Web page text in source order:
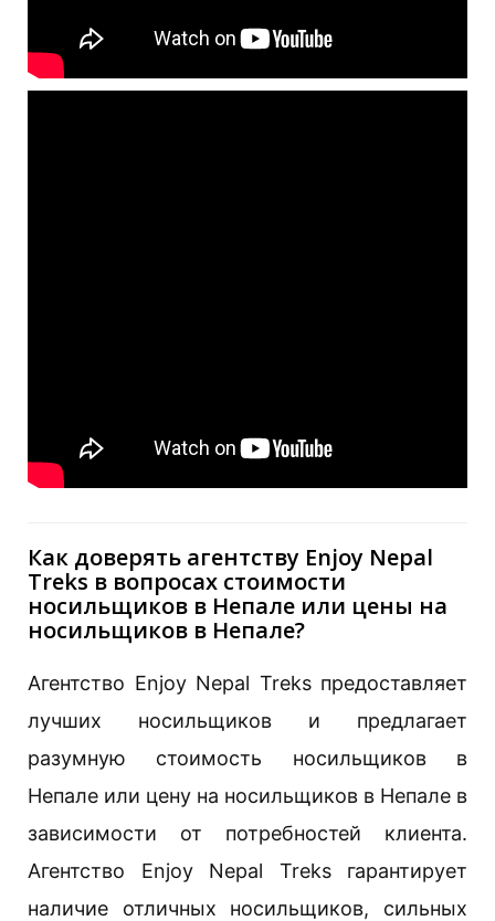
Как доверять агентству Enjoy Nepal
Treks в вопросах стоимости
носильщиков в Непале или цены на
носильщиков в Непале?
Агентство Enjoy Nepal Treks предоставляет
лучших носильщиков и предлагает
разумную стоимость носильщиков в
Непале или цену на носильщиков в Непале в
зависимости от потребностей клиента.
Агентство Enjoy Nepal Treks гарантирует
наличие отличных носильщиков, сильных